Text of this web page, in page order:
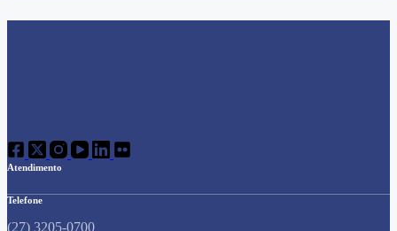
Atendimento
Telefone
(27) 3205-0700